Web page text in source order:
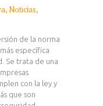
,Noticias,
de la norma
específica
Se trata de una
con la ley y
que son